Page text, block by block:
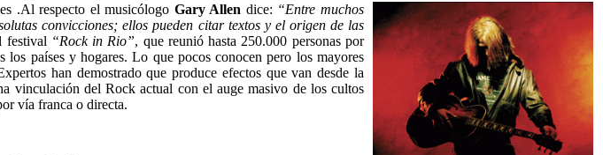
.Al respecto el musicólogo Gary Allen dice: “Entre muchos
convicciones; ellos pueden citar textos y el origen de las
festival “Rock in Rio”, que reunió hasta 250.000 personas por
países y hogares. Lo que pocos conocen pero los mayores
han demostrado que produce efectos que van desde la
vinculación del Rock actual con el auge masivo de los cultos
vía franca o directa.